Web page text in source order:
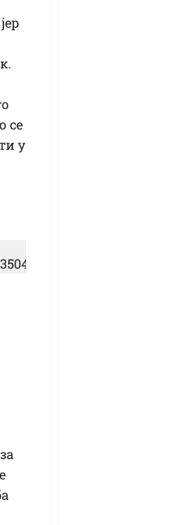
се
у